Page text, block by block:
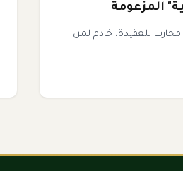
المزعومة
للعقيدة، خادم لمن